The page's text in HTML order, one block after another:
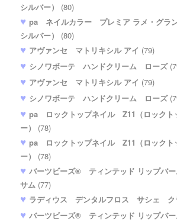
シルバー）
(80)
pa ネイルカラー プレミア ラメ・グラ
シルバー）
(80)
アヴァンセ マトリキシル アイ (79)
シノワボーテ ハンドクリーム ローズ
アヴァンセ マトリキシル アイ (79)
シノワボーテ ハンドクリーム ローズ
pa ロックトップネイル Z11（ロックト
ー）
(78)
pa ロックトップネイル Z11（ロックト
ー）
(78)
バーツビーズ® ティンテッド リップバ
サム (77)
ラディウス デンタルフロス サシェ ク
バーツビーズ® ティンテッド リップバ